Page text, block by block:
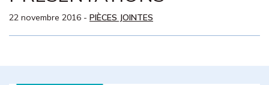
22 novembre 2016 - PIÈCES JOINTES